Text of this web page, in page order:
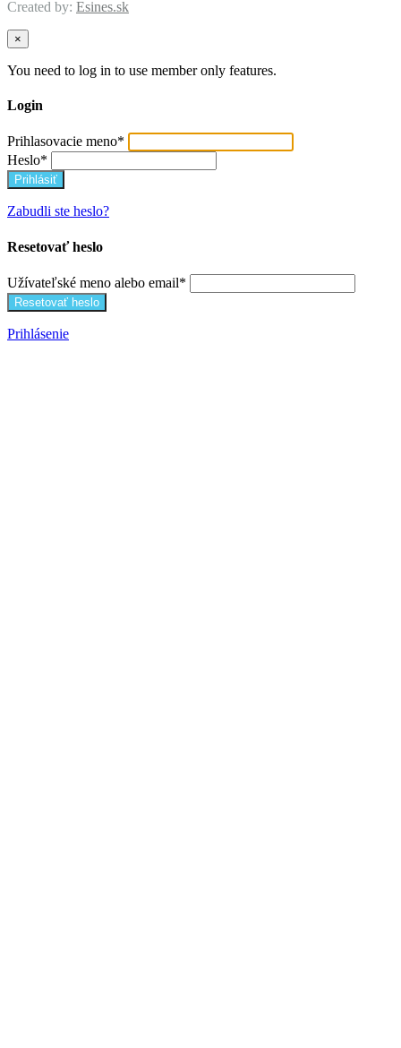
Created by: Esines.sk
×
You need to log in to use member only features.
Login
Prihlasovacie meno*
Heslo*
Zabudli ste heslo?
Resetovať heslo
Užívateľské meno alebo email*
Prihlásenie